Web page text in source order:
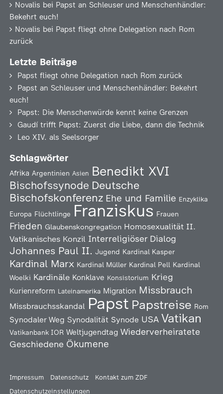
Novalis bei Papst an Schleuser und Menschenhändler:
Bekehrt euch!
Novalis bei Papst fliegt ohne Delegation nach Rom
zurück
Letzte Beiträge
Papst fliegt ohne Delegation nach Rom zurück
Papst an Schleuser und Menschenhändler: Bekehrt
euch!
Papst: Die Menschenwürde kennt keine Grenzen
Gaudí trifft Papst: Zuerst die Liebe, dann die Technik
Leo XIV. als Seelsorger
Schlagwörter
Afrika Argentinien Asien Benedikt XVI
Bischofssynode Deutsche
Bischofskonferenz Ehe und Familie Enzyklika
Europa Flüchtlinge Franziskus Frauen
Frieden Glaubenskongregation Homosexualität II.
Vatikanisches Konzil Interreligiöser Dialog
Johannes Paul II. Jugend Kardinal Kasper
Kardinal Marx Kardinal Müller Kardinal Pell Kardinal
Woelki Kardinäle Konklave Konsistorium Krieg
Kurienreform Lateinamerika Migration Missbrauch
Missbrauchsskandal Papst Papstreise Rom
Synodaler Weg Synodalität Synode USA Vatikan
Vatikanbank IOR Weltjugendtag Wiederverheiratete
Geschiedene Ökumene
Impressum Datenschutz
Kontakt zum ZDF
Datenschutzeinstellungen